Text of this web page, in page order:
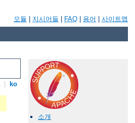
모듈 지시어들 FAQ 용어 사이트맵
ko
소개